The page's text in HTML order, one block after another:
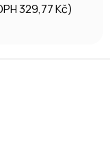
329,77 Kč)